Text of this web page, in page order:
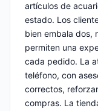
artículos de
estado. Los
bien embala dos,
permiten una
cada pedido. La
teléfono, con
correctos,
compras. La